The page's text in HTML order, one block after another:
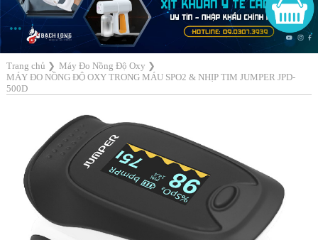
Trang chủ ❯ Máy Đo Nồng Độ Oxy ❯
MÁY ĐO NỒNG ĐỘ OXY TRONG MÁU SPO2 & NHỊP TIM JUMPER JPD-
500D